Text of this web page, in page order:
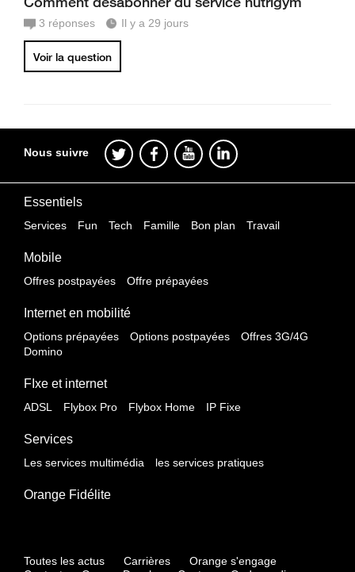
3 réponses Il y a 29 jours
Voir la question
Nous suivre
Essentiels
Services Fun Tech Famille Bon plan Travail
Mobile
Offres postpayées Offre prépayées
Internet en mobilité
Options prépayées Options postpayées
Offres 3G/4G
Domino
FIxe et internet
ADSL Flybox Pro Flybox Home IP Fixe
Services
Les services multimédia les services pratiques
Orange Fidélite
Toutes les actus Carrières
Orange s'engage